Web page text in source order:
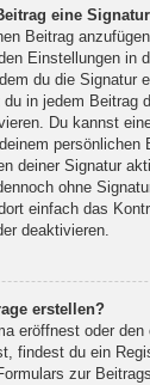
eine
Beitrag
Einstellungen in
du die Signatur
in jedem Beitrag
Du kannst
persönlichen
deiner Signatur
ohne
einfach das
deaktivieren.
erstellen?
eröffnest oder den
findest du ein
zur